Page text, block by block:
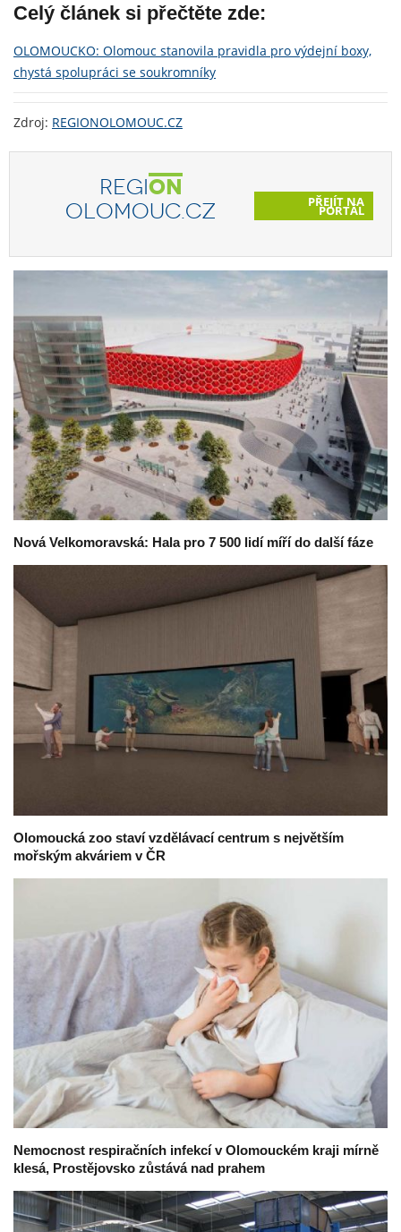
Celý článek si přečtěte zde:
OLOMOUCKO: Olomouc stanovila pravidla pro výdejní boxy,
chystá spolupráci se soukromníky
Zdroj: REGIONOLOMOUC.CZ
REGION
OLOMOUC.CZ
PŘEJÍT NA
PORTÁL
Nová Velkomoravská: Hala pro 7 500 lidí míří do další fáze
Olomoucká zoo staví vzdělávací centrum s největším
mořským akváriem v ČR
Nemocnost respiračních infekcí v Olomouckém kraji mírně
klesá, Prostějovsko zůstává nad prahem